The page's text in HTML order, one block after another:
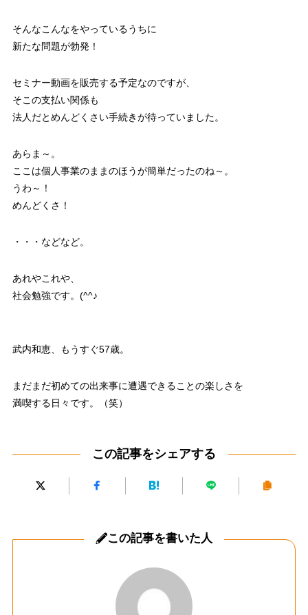
そんなこんなをやっているうちに
新たな問題が勃発！
セミナー動画を販売する予定なのですが、
そこの支払い関係も
法人だとめんどくさい手続きが待っていました。
あらま～。
ここは個人事業のままのほうが簡単だったのね～。
うわ～！
めんどくさ！
・・・などなど。
あれやこれや、
社会勉強です。(^^♪
武内和恵、もうすぐ57歳。
まだまだ初めての出来事に遭遇できることの楽しさを
満喫する日々です。（笑）
この記事をシェアする
この記事を書いた人